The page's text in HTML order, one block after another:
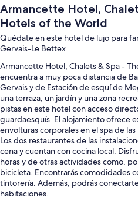
Armancette Hotel,
Hotels of the World
Quédate en este hotel de lujo para
Gervais-Le Bettex
Armancette Hotel, Chalets & Spa -
encuentra a muy poca distancia de
Gervais y de Estación de esquí de
una terraza, un jardín y una zona
pistas en este hotel con acceso
guardaesquís. El alojamiento ofrece
envolturas corporales en el spa de
Los dos restaurantes de las
cena y cuentan con cocina local.
horas y de otras actividades como,
bicicleta. Encontrarás comodidades
tintorería. Además, podrás
habitaciones.